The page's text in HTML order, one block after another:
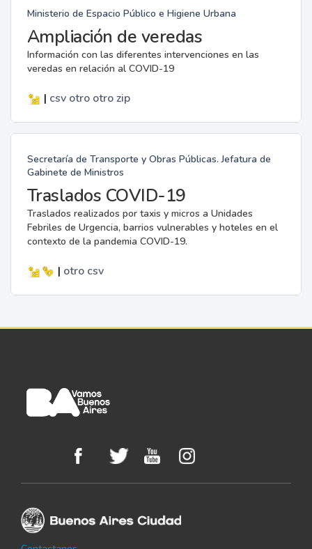
Ministerio de Espacio Público e Higiene Urbana
Ampliación de veredas
Información con las diferentes intervenciones en las
veredas en relación al COVID-19
| csv otro otro zip
Secretaría de Transporte y Obras Públicas. Jefatura de
Gabinete de Ministros
Traslados COVID-19
Traslados realizados por taxis y micros a Unidades
Febriles de Urgencia, barrios vulnerables y hoteles en el
contexto de la pandemia COVID-19.
| otro csv